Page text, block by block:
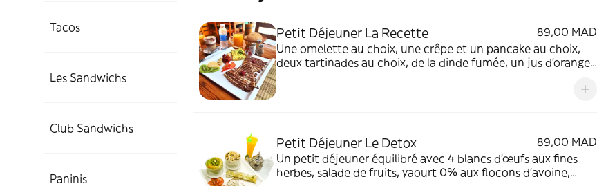
Tacos
Les Sandwichs
Club Sandwichs
Paninis
Petit Déjeuner La Recette
89,00 MAD
Une omelette au choix, une crêpe et un pancake au choix,
deux tartinades au choix, de la dinde fumée, un jus d'orange
Petit Déjeuner Le Detox
89,00 MAD
Un petit déjeuner équilibré avec 4 blancs d'œufs aux fines
herbes, salade de fruits, yaourt 0% aux flocons d'avoine,